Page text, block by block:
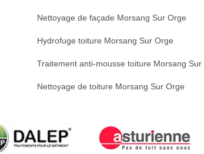
Nettoyage de façade Morsang Sur Orge
Hydrofuge toiture Morsang Sur Orge
Traitement anti-mousse toiture Morsang Sur
Nettoyage de toiture Morsang Sur Orge